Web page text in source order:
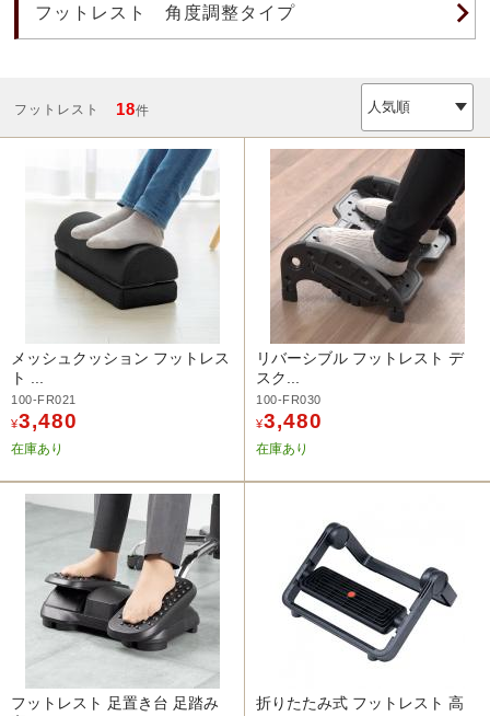
フットレスト 角度調整タイプ
フットレスト 18件
メッシュクッション フットレス
ト ...
100-FR021
¥3,480
在庫あり
リバーシブル フットレスト デ
スク...
100-FR030
¥3,480
在庫あり
フットレスト 足置き台 足踏み
折りたたみ式 フットレスト 高